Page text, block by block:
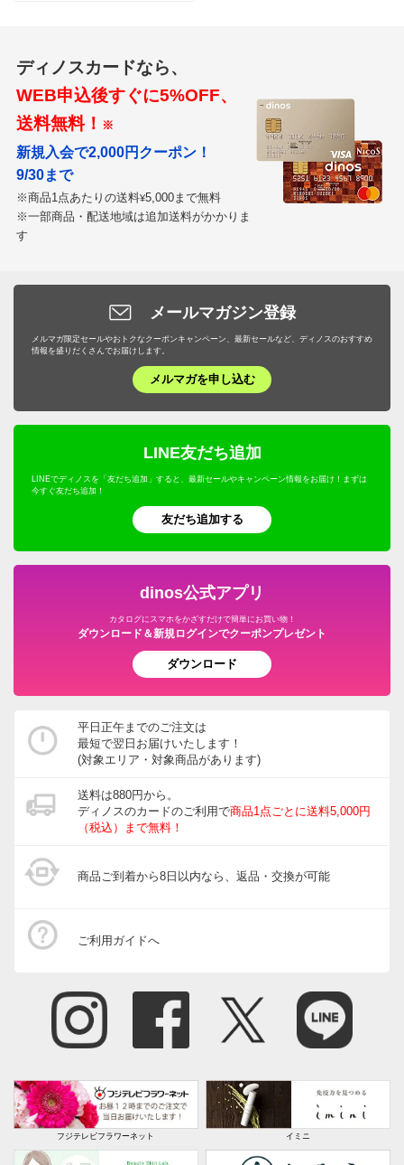
ディノスカードなら、
WEB申込後すぐに5%OFF、
送料無料！ ※
新規入会で2,000円クーポン！
9/30まで
※商品1点あたりの送料¥5,000まで無料
※一部商品・配送地域は追加送料がかかりま
す
メールマガジン登録
メルマガ限定セールやおトクなクーポンキャンペーン、最新セールなど、ディノスのおすすめ
情報を盛りだくさんでお届けします。
メルマガを申し込む
LINE友だち追加
LINEでディノスを「友だち追加」すると、最新セールやキャンペーン情報をお届け！まずは
今すぐ友だち追加！
友だち追加する
dinos公式アプリ
カタログにスマホをかざすだけで簡単にお買い物！
ダウンロード＆新規ログインでクーポンプレゼント
ダウンロード
平日正午までのご注文は
最短で翌日お届けいたします！
(対象エリア・対象商品があります)
送料は880円から。
ディノスのカードのご利用で商品1点ごとに送料5,000円
（税込）まで無料！
商品ご到着から8日以内なら、返品・交換が可能
ご利用ガイドへ
フジテレビフラワーネット イミニ